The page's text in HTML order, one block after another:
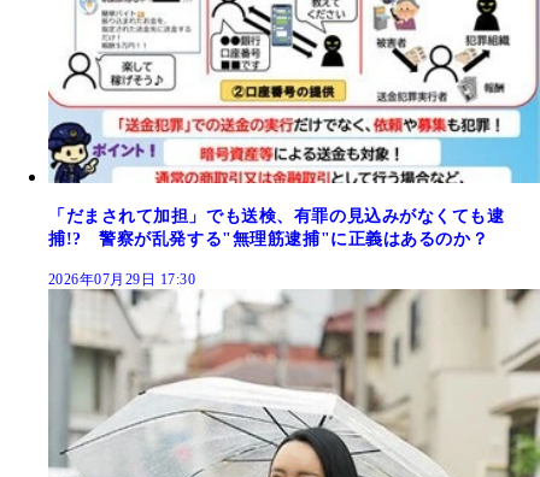
「だまされて加担」でも送検、有罪の見込みがなくても逮
捕!? 警察が乱発する"無理筋逮捕"に正義はあるのか？
2026年07月29日 17:30